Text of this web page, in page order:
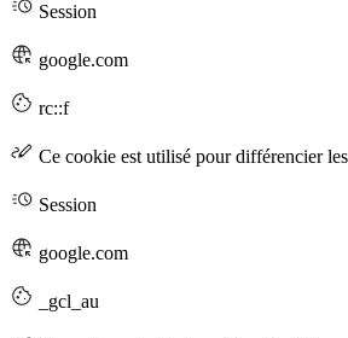
Session
google.com
rc::f
Ce cookie est utilisé pour différencier
Session
google.com
_gcl_au